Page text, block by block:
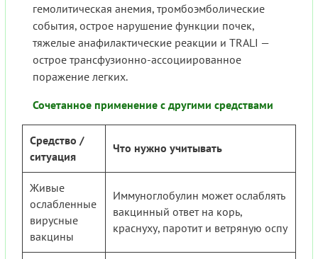
гемолитическая анемия, тромбоэмболические
события, острое нарушение функции почек,
тяжелые анафилактические реакции и TRALI —
острое трансфузионно-ассоциированное
поражение легких.
Сочетанное применение с другими средствами
Средство /
ситуация
Что нужно учитывать
Живые
ослабленные
вирусные
вакцины
Иммуноглобулин может ослаблять
вакцинный ответ на корь,
краснуху, паротит и ветряную оспу